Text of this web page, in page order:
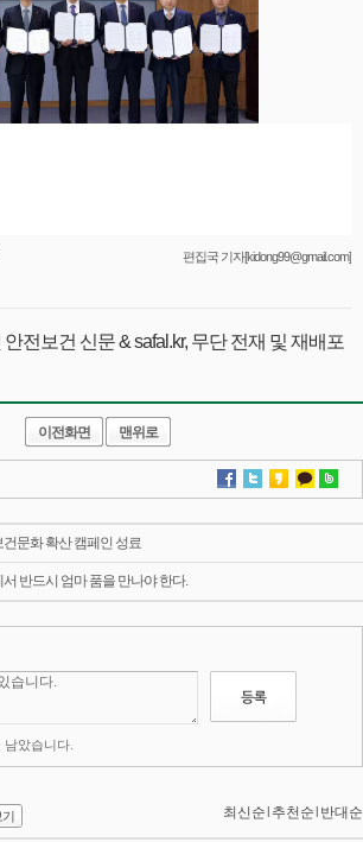
편집국 기자[kidong99@gmail.com]
전보건 신문 & safal.kr, 무단 전재 및 재배포
이전화면 맨위로
문화 확산 캠페인 성료
반드시 엄마 품을 만나야 한다.